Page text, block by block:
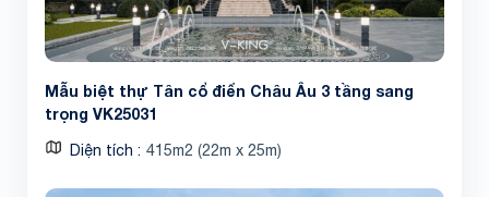
Mẫu biệt thự Tân cổ điển Châu Âu 3 tầng sang
trọng VK25031
Diện tích 415m2 (22m x 25m)